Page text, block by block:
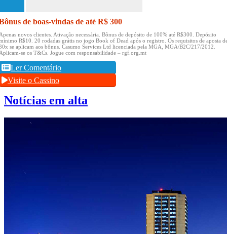
de boas-vindas de até R$ 300
novos clientes. Ativação necessária. Bônus de depósito de 100% até R$300. Depósito
R$10. 20 rodadas grátis no jogo Book of Dead após o registro. Os requisitos de aposta
se aplicam aos bônus. Casumo Services Ltd licenciada pela MGA, MGA/B2C/217/2012.
se os T&Cs. Jogue com responsabilidade – rgf.org.mt
Ler Comentário
Visite o Cassino
Notícias em alta